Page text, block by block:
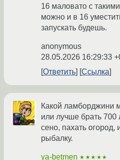
16 маловато с
можно и в 16
запускать будешь.
anonymous
28.05.2026 16:29:33
Ответить
Ссылка
Какой ламборджини
или лучше брать 700
сено, пахать огород,
рыбалку.
ya-betmen ★★★★★